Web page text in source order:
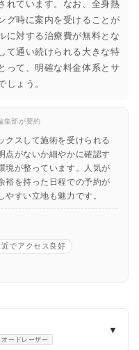
れています。なお、全身熱
グ時に案内を受けることが
に対する治療費が無料とな
て通い続けられる大きな特
って、明確な料金体系とサ
しょう。
集部が要約
クスして施術を受けられる
点がないか細やかに確認す
境が整っています。人気が
裕を持った日程での予約が
すい立地も魅力です。
近でアクセス良好
オードレーザー
▼